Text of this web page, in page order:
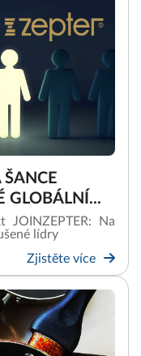
ŠANCE
GLOBÁLNÍ...
JOINZEPTER: Na
lídry
Zjistěte více